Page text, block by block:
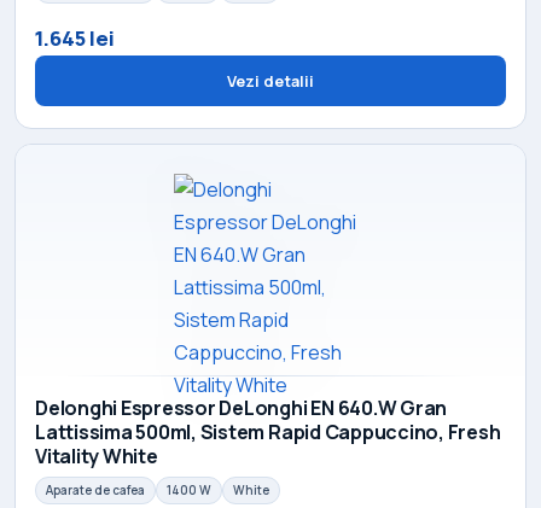
1.645 lei
Vezi detalii
Delonghi Espressor DeLonghi EN 640.W Gran
Lattissima 500ml, Sistem Rapid Cappuccino, Fresh
Vitality White
Aparate de cafea 1400 W White